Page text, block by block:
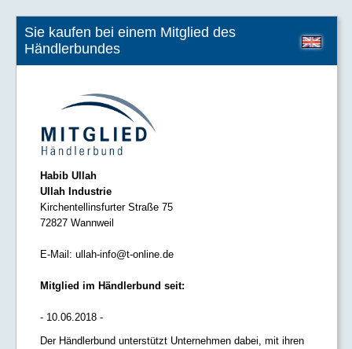
Sie kaufen bei einem Mitglied des
Händlerbundes
Habib Ullah
Ullah Industrie
Kirchentellinsfurter Straße 75
72827 Wannweil
E-Mail: ullah-info@t-online.de
Mitglied im Händlerbund seit:
- 10.06.2018 -
Der Händlerbund unterstützt Unternehmen dabei, mit ihren